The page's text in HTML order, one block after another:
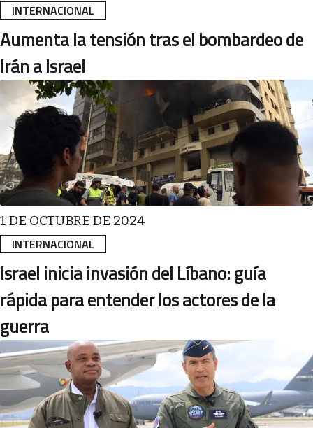
INTERNACIONAL
Aumenta la tensión tras el bombardeo de
Irán a Israel
INTERNACIONAL
1 DE OCTUBRE DE 2024
Israel inicia invasión del Líbano: guía
rápida para entender los actores de la
guerra